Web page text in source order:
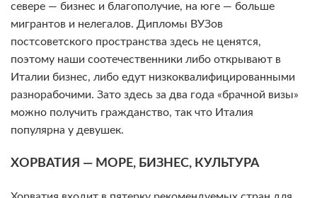
севере — бизнес и благополучие, на юге — больше
мигрантов и нелегалов. Дипломы ВУЗов
постсоветского пространства здесь не ценятся,
поэтому наши соотечественники либо открывают в
Италии бизнес, либо едут низкоквалифицированными
разнорабочими. Зато здесь за два года «брачной визы»
можно получить гражданство, так что Италия
популярна у девушек.
ХОРВАТИЯ — МОРЕ, БИЗНЕС, КУЛЬТУРА